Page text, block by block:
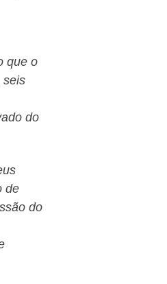
que o
seis
do
de
do